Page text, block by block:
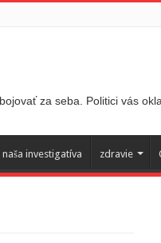
za seba. Politici vás
naša investigatíva zdravie